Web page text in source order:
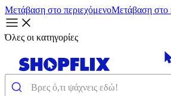
Μετάβαση στο περιεχόμενοΜετάβαση στο
Όλες οι κατηγορίες